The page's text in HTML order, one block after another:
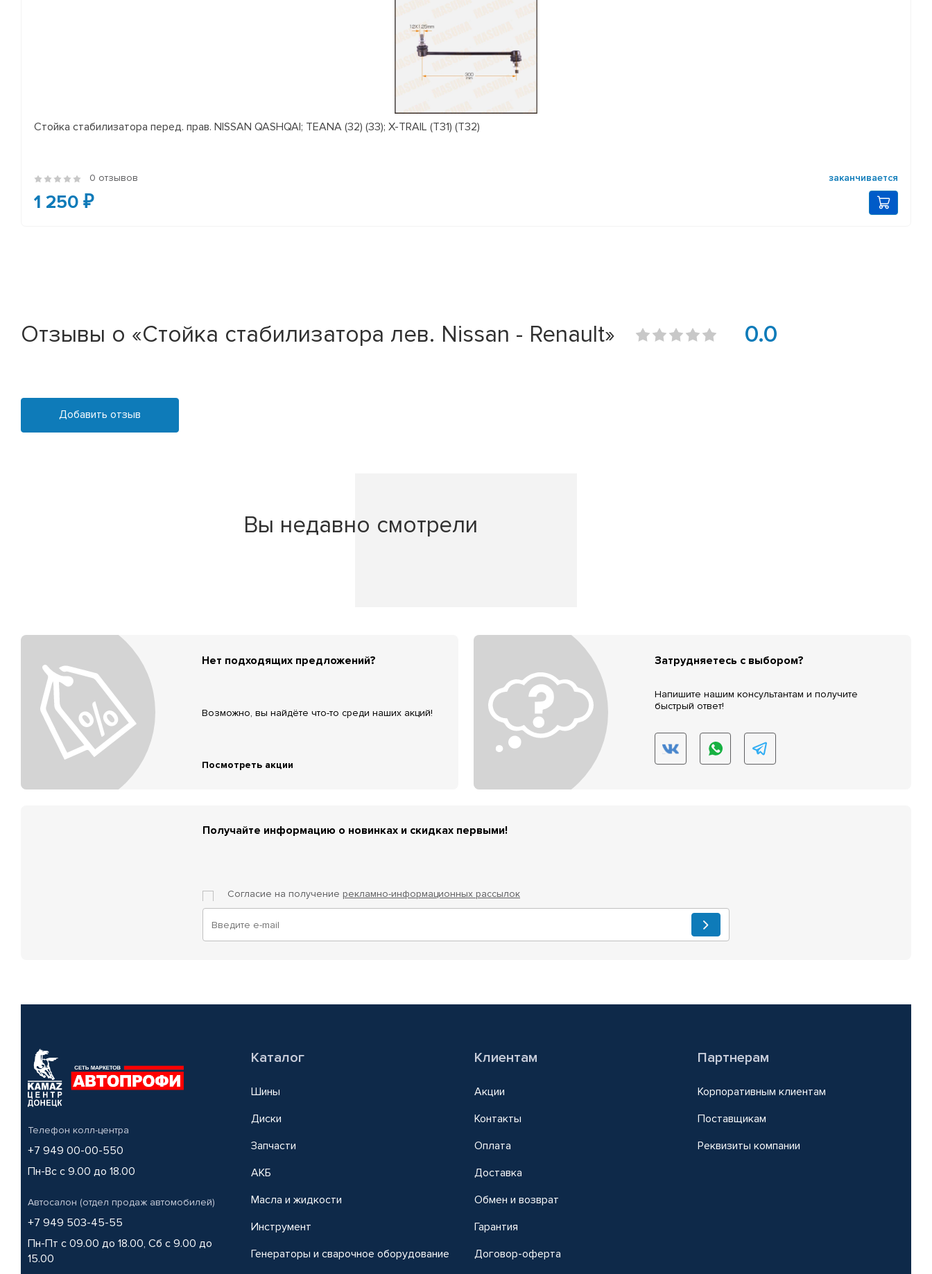
Стойка стабилизатора перед. прав. NISSAN QASHQAI; TEANA (32) (33); X-TRAIL (T31) (T32)
0 отзывов заканчивается
1 250 ₽
Отзывы о «Стойка стабилизатора лев. Nissan - Renault» 0.0
Добавить отзыв
Вы недавно смотрели
Нет подходящих предложений?
Возможно, вы найдёте что-то среди наших акций!
Посмотреть акции
Затрудняетесь с выбором?
Напишите нашим консультантам и получите
быстрый ответ!
Получайте информацию о новинках и скидках первыми!
Согласие на получение рекламно-информационных рассылок
Телефон колл-центра
+7 949 00-00-550
Пн-Вс с 9.00 до 18.00
Автосалон (отдел продаж автомобилей)
+7 949 503-45-55
Пн-Пт с 09.00 до 18.00, Сб с 9.00 до
15.00
Каталог
Шины
Диски
Запчасти
АКБ
Масла и жидкости
Инструмент
Генераторы и сварочное оборудование
Клиентам
Акции
Контакты
Оплата
Доставка
Обмен и возврат
Гарантия
Договор-оферта
Партнерам
Корпоративным клиентам
Поставщикам
Реквизиты компании